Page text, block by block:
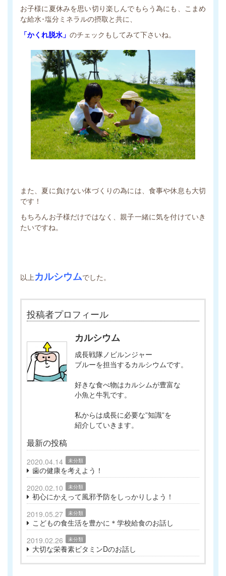
お子様に夏休みを思い切り楽しんでもらう為にも、こまめ
な給水･塩分ミネラルの摂取と共に、
「かくれ脱水」 のチェックもしてみて下さいね。
また、夏に負けない体づくりの為には、食事や休息も大切
です！
もちろんお子様だけではなく、親子一緒に気を付けていき
たいですね。
以上 カルシウムでした。
投稿者プロフィール
カルシウム
成長戦隊ノビルンジャー
ブルーを担当するカルシウムです。
好きな食べ物はカルシムが豊富な
小魚と牛乳です。
私からは成長に必要な”知識”を
紹介していきます。
最新の投稿
2020.04.14 未分類
歯の健康を考えよう！
2020.02.10
未分類
初心にかえって風邪予防をしっかりしよう！
2019.05.27
未分類
こどもの食生活を豊かに＊学校給食のお話し
2019.02.26
未分類
大切な栄養素ビタミンDのお話し